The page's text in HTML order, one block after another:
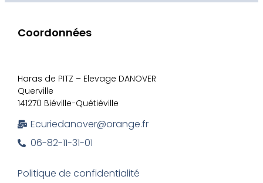
Coordonnées
Haras de PITZ – Elevage DANOVER
Querville
141270 Biéville-Quétiéville
Ecuriedanover@orange.fr
06-82-11-31-01
Politique de confidentialité